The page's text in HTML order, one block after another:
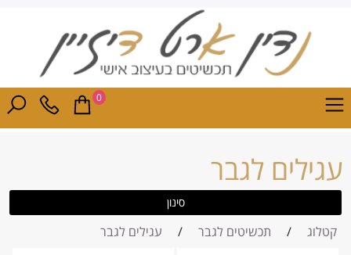
0
עגילים לגבר
סינון
קטלוג / תכשיטים לגבר /
עגילים לגבר